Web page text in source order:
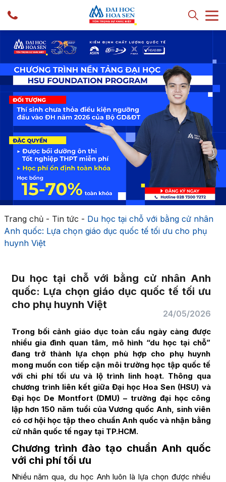
Trang chủ- Tin tức - Du học tại chỗ với bằng cử nhân
Anh quốc: Lựa chọn giáo dục quốc tế tối ưu cho phụ
huynh Việt
Du học tại chỗ với bằng cử nhân Anh
quốc: Lựa chọn giáo dục quốc tế tối ưu
cho phụ huynh Việt
24/05/2026
Trong bối cảnh giáo dục toàn cầu ngày càng được
nhiều gia đình quan tâm, mô hình “du học tại chỗ”
đang trở thành lựa chọn phù hợp cho phụ huynh
mong muốn con tiếp cận môi trường học tập quốc tế
với chi phí tối ưu và lộ trình linh hoạt. Thông qua
chương trình liên kết giữa Đại học Hoa Sen (HSU) và
Đại học De Montfort (DMU) – trường đại học công
lập hơn 150 năm tuổi của Vương quốc Anh, sinh viên
có cơ hội học tập theo chuẩn Anh quốc và nhận bằng
cử nhân quốc tế ngay tại TP.HCM.
Chương trình đào tạo chuẩn Anh quốc
với chi phí tối ưu
Nhiều năm qua, du học Anh luôn là lựa chọn được nhiều